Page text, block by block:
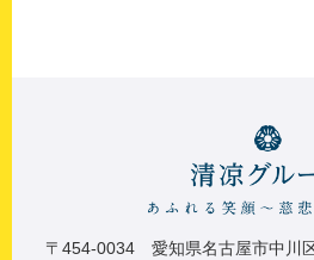
〒454-0034 愛知県名古屋市中川